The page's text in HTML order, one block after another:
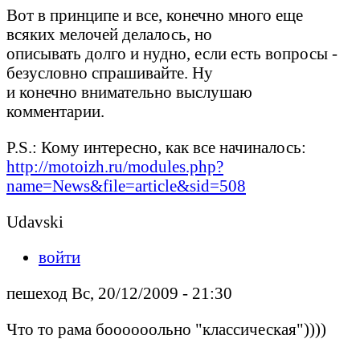
Вот в принципе и все, конечно много еще
всяких мелочей делалось, но
описывать долго и нудно, если есть вопросы -
безусловно спрашивайте. Ну
и конечно внимательно выслушаю
комментарии.
P.S.: Кому интересно, как все начиналось:
http://motoizh.ru/modules.php?
name=News&file=article&sid=508
Udavski
войти
пешеход Вс, 20/12/2009 - 21:30
Что то рама боооооольно "классическая"))))